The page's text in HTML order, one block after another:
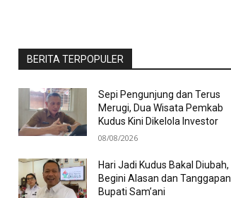
BERITA TERPOPULER
Sepi Pengunjung dan Terus
Merugi, Dua Wisata Pemkab
Kudus Kini Dikelola Investor
08/08/2026
Hari Jadi Kudus Bakal Diubah,
Begini Alasan dan Tanggapan
Bupati Sam’ani